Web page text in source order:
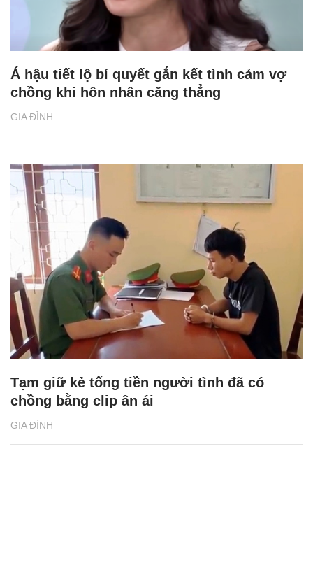
GIA ĐÌNH
Á hậu tiết lộ bí quyết gắn kết tình cảm vợ
chồng khi hôn nhân căng thẳng
GIA ĐÌNH
Tạm giữ kẻ tống tiền người tình đã có
chồng bằng clip ân ái